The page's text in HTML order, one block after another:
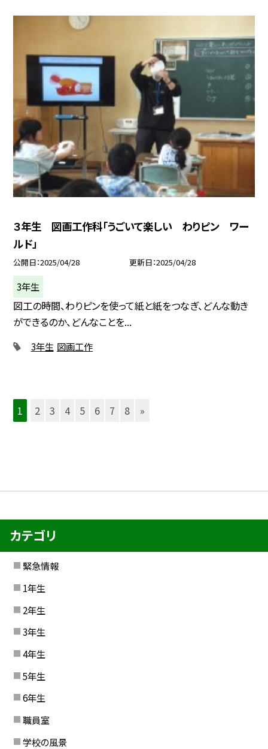
３年生 図画工作科「うごいて楽しい わりピン ワー
ルド」
公開日 2025/04/28 更新日 2025/04/28
3年生
図工の時間、わりピンを使って紙と紙をつなぎ、どんな動き
ができるのか、どんなことを...
3年生 図画工作
1 2 3 4 5 6 7 8 »
カテゴリ
緊急情報
1年生
2年生
3年生
4年生
5年生
6年生
職員室
学校の風景